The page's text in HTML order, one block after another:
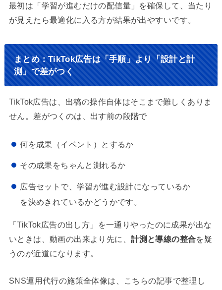
最初は「学習が進むだけの配信量」を確保して、当たり
が見えたら最適化に入る方が結果が出やすいです。
まとめ：TikTok広告は「手順」より「設計と計
測」で差がつく
TikTok広告は、出稿の操作自体はそこまで難しくありま
せん。差がつくのは、出す前の段階で
何を成果（イベント）とするか
その成果をちゃんと測れるか
広告セットで、学習が進む設計になっているか
を決めきれているかどうかです。
「TikTok広告の出し方」を一通りやったのに成果が出な
いときは、動画の出来より先に、計測と導線の整合を疑
うのが近道になります。
SNS運用代行の施策全体像は、こちらの記事で整理し